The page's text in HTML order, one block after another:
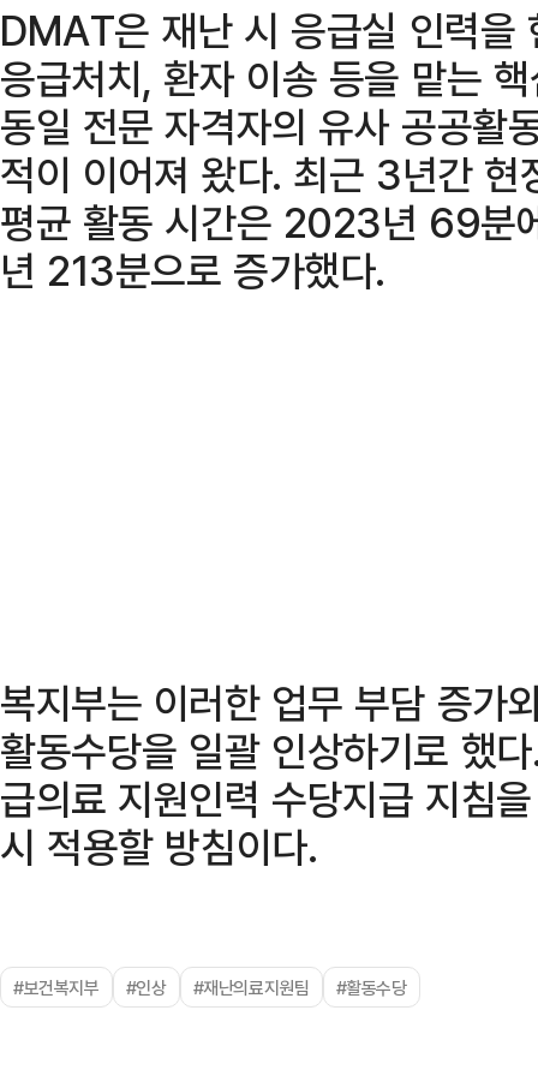
DMAT은 재난 시 응급실 인력을
응급처치, 환자 이송 등을 맡는
동일 전문 자격자의 유사 공공활
적이 이어져 왔다. 최근 3년간
평균 활동 시간은 2023년 69
년 213분으로 증가했다.
복지부는 이러한 업무 부담 증가
활동수당을 일괄 인상하기로 했
급의료 지원인력 수당지급 지침
시 적용할 방침이다.
#보건복지부 #인상 #재난의료지원팀 #활동수당